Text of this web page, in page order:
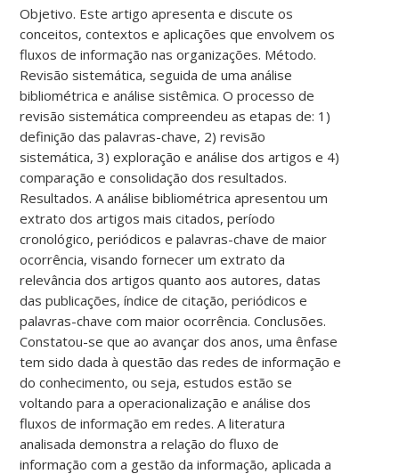
Objetivo. Este artigo apresenta e discute os
conceitos, contextos e aplicações que envolvem os
fluxos de informação nas organizações. Método.
Revisão sistemática, seguida de uma análise
bibliométrica e análise sistêmica. O processo de
revisão sistemática compreendeu as etapas de: 1)
definição das palavras-chave, 2) revisão
sistemática, 3) exploração e análise dos artigos e 4)
comparação e consolidação dos resultados.
Resultados. A análise bibliométrica apresentou um
extrato dos artigos mais citados, período
cronológico, periódicos e palavras-chave de maior
ocorrência, visando fornecer um extrato da
relevância dos artigos quanto aos autores, datas
das publicações, índice de citação, periódicos e
palavras-chave com maior ocorrência. Conclusões.
Constatou-se que ao avançar dos anos, uma ênfase
tem sido dada à questão das redes de informação e
do conhecimento, ou seja, estudos estão se
voltando para a operacionalização e análise dos
fluxos de informação em redes. A literatura
analisada demonstra a relação do fluxo de
informação com a gestão da informação, aplicada a